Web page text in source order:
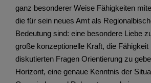
ganz besonderer Weise Fähigkeiten
die für sein neues Amt als
Bedeutung sind: eine besondere Liebe
große konzeptionelle Kraft, die Fähigkeit
diskutierten Fragen Orientierung zu
Horizont, eine genaue Kenntnis der